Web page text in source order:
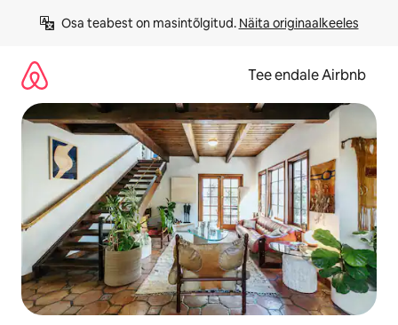
Osa teabest on masintõlgitud. Näita originaalkeeles
Tee endale Airbnb